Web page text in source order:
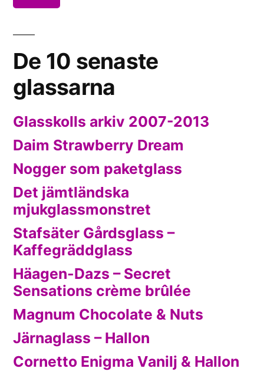
De 10 senaste
glassarna
Glasskolls arkiv 2007-2013
Daim Strawberry Dream
Nogger som paketglass
Det jämtländska
mjukglassmonstret
Stafsäter Gårdsglass –
Kaffegräddglass
Häagen-Dazs – Secret
Sensations crème brûlée
Magnum Chocolate & Nuts
Järnaglass – Hallon
Cornetto Enigma Vanilj & Hallon